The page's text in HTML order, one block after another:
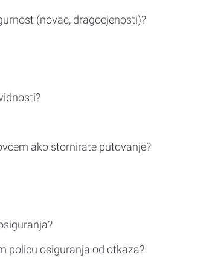
(novac, dragocjenosti)?
ako stornirate putovanje?
policu osiguranja od otkaza?